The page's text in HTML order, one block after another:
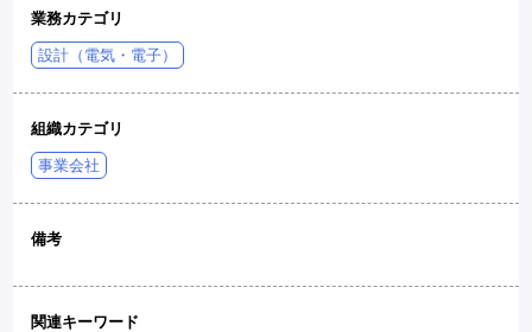
業務カテゴリ
設計（電気・電子）
組織カテゴリ
事業会社
備考
関連キーワード